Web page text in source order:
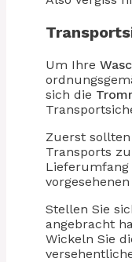
Um Ihre
sich die
Zuerst
Transports
Lieferumfang
Stellen Sie
angebracht
Wickeln Sie